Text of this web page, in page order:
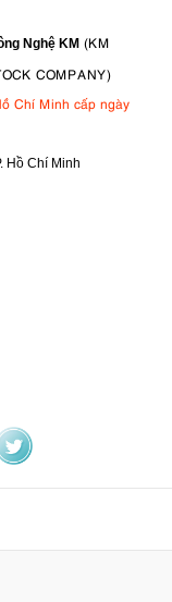
Nghệ KM (KM
COMPANY)
Chí Minh cấp ngày
Hồ Chí Minh